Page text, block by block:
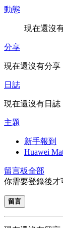
動態
現在還沒
分享
現在還沒有分享
日誌
現在還沒有日誌
主題
新手報到
Huawei
留言板全部
你需要登錄後才
留言